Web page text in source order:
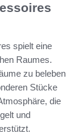
spielt eine
Raumes.
zu beleben
Stücke
die
und